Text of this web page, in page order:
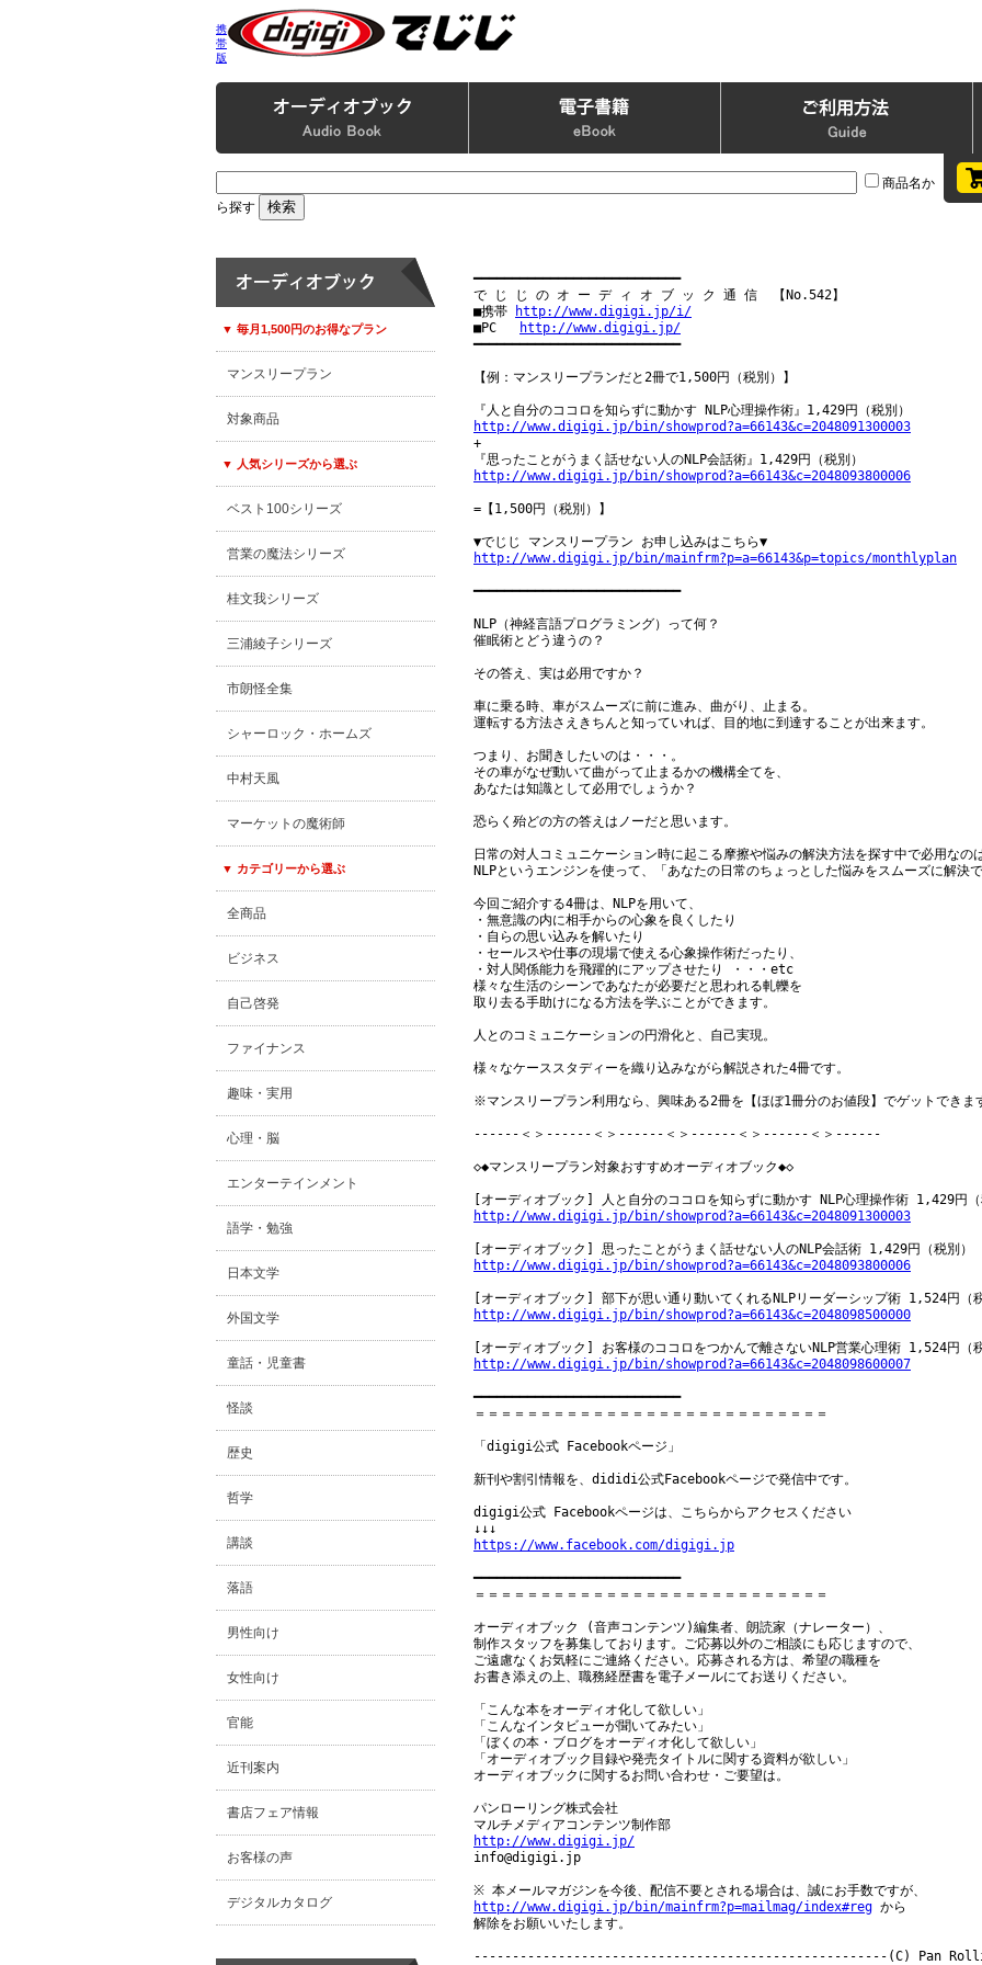
携
帯
版
商品名か
ら探す
▼ 毎月1,500円のお得なプラン
マンスリープラン
対象商品
▼ 人気シリーズから選ぶ
ベスト100シリーズ
営業の魔法シリーズ
桂文我シリーズ
三浦綾子シリーズ
市朗怪全集
シャーロック・ホームズ
中村天風
マーケットの魔術師
▼ カテゴリーから選ぶ
全商品
ビジネス
自己啓発
ファイナンス
趣味・実用
心理・脳
エンターテインメント
語学・勉強
日本文学
外国文学
童話・児童書
怪談
歴史
哲学
講談
落語
男性向け
女性向け
官能
近刊案内
書店フェア情報
お客様の声
デジタルカタログ
━━━━━━━━━━━━━━━━━━━━━━━━━━━
で じ じ の オ ー デ ィ オ ブ ッ ク 通 信  【No.542】
■携帯
http://www.digigi.jp/i/
■PC
http://www.digigi.jp/
━━━━━━━━━━━━━━━━━━━━━━━━━━━
【例：マンスリープランだと2冊で1,500円（税別）】
http://www.digigi.jp/bin/showprod?a=66143&c=2048091300003
+
http://www.digigi.jp/bin/showprod?a=66143&c=2048093800006
=【1,500円（税別）】
http://www.digigi.jp/bin/mainfrm?p=a=66143&p=topics/monthlyplan
━━━━━━━━━━━━━━━━━━━━━━━━━━━
NLP（神経言語プログラミング）って何？
催眠術とどう違うの？
その答え、実は必用ですか？
車に乗る時、車がスムーズに前に進み、曲がり、止まる。
運転する方法さえきちんと知っていれば、目的地に到達することが出来ます。
つまり、お聞きしたいのは・・・。
その車がなぜ動いて曲がって止まるかの機構全てを、
あなたは知識として必用でしょうか？
恐らく殆どの方の答えはノーだと思います。
日常の対人コミュニケーション時に起こる摩擦や悩みの解決方法を探す中で必用な
NLPというエンジンを使って、「あなたの日常のちょっとした悩みをスムーズに解決
今回ご紹介する4冊は、NLPを用いて、
・無意識の内に相手からの心象を良くしたり
・自らの思い込みを解いたり
・セールスや仕事の現場で使える心象操作術だったり、
・対人関係能力を飛躍的にアップさせたり ・・・etc
様々な生活のシーンであなたが必要だと思われる軋轢を
取り去る手助けになる方法を学ぶことができます。
人とのコミュニケーションの円滑化と、自己実現。
様々なケーススタディーを織り込みながら解説された4冊です。
※マンスリープラン利用なら、興味ある2冊を【ほぼ1冊分のお値段】でゲットでき
------＜＞------＜＞------＜＞------＜＞------＜＞------
◇◆マンスリープラン対象おすすめオーディオブック◆◇
http://www.digigi.jp/bin/showprod?a=66143&c=2048091300003
http://www.digigi.jp/bin/showprod?a=66143&c=2048093800006
http://www.digigi.jp/bin/showprod?a=66143&c=2048098500000
http://www.digigi.jp/bin/showprod?a=66143&c=2048098600007
━━━━━━━━━━━━━━━━━━━━━━━━━━━
＝＝＝＝＝＝＝＝＝＝＝＝＝＝＝＝＝＝＝＝＝＝＝＝＝＝＝
「digigi公式 Facebookページ」
新刊や割引情報を、dididi公式Facebookページで発信中です。
digigi公式 Facebookページは、こちらからアクセスください
https://www.facebook.com/digigi.jp
━━━━━━━━━━━━━━━━━━━━━━━━━━━
＝＝＝＝＝＝＝＝＝＝＝＝＝＝＝＝＝＝＝＝＝＝＝＝＝＝＝
オーディオブック (音声コンテンツ)編集者、朗読家（ナレーター）、
制作スタッフを募集しております。ご応募以外のご相談にも応じますので、
ご遠慮なくお気軽にご連絡ください。応募される方は、希望の職種を
お書き添えの上、職務経歴書を電子メールにてお送りください。
「こんな本をオーディオ化して欲しい」
「こんなインタビューが聞いてみたい」
「ぼくの本・ブログをオーディオ化して欲しい」
「オーディオブック目録や発売タイトルに関する資料が欲しい」
オーディオブックに関するお問い合わせ・ご要望は。
パンローリング株式会社
http://www.digigi.jp/
info@digigi.jp
http://www.digigi.jp/bin/mainfrm?p=mailmag/index#reg から
解除をお願いいたします。